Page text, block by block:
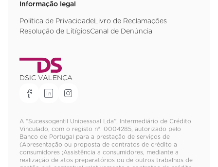
Informação legal
Política de Privacidade Livro de Reclamações
Resolução de LitígiosCanal de Denúncia
DSIC VALENÇA
A “Sucessogentil Unipessoal Lda”, Intermediário de Crédito
Vinculado, com o registo nº. 0004285, autorizado pelo
Banco de Portugal para a prestação de serviços de
(Apresentação ou proposta de contratos de crédito a
consumidores ;Assistência a consumidores, mediante a
realização de atos preparatórios ou de outros trabalhos de